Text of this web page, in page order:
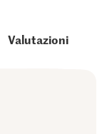
Valutazioni